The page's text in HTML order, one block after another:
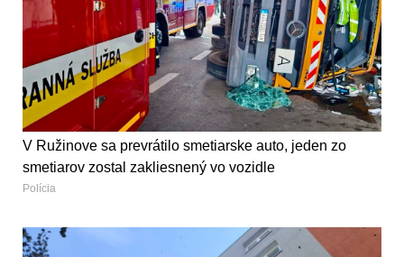
V Ružinove sa prevrátilo smetiarske auto, jeden zo
smetiarov zostal zakliesnený vo vozidle
Polícia